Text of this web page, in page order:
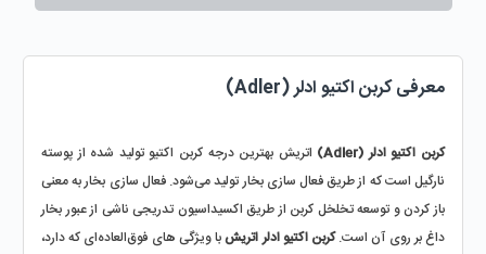
معرفی کربن اکتیو ادلر (Adler)
کربن اکتیو ادلر (Adler)
باز کردن و توسعه تخلخل کربن از طریق اکسیداسیون تدریجی ناشی از عبور بخار
داغ بر روی آن است. کربن اکتیو ادلر اتریش